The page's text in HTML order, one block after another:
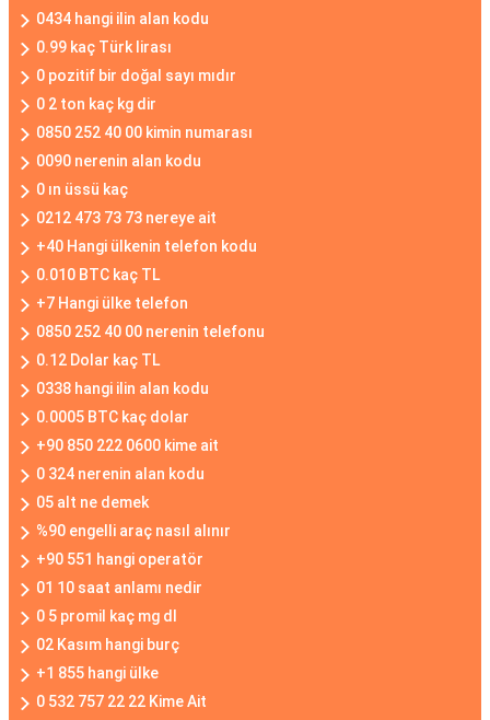
0434 hangi ilin alan kodu
0.99 kaç Türk lirası
0 pozitif bir doğal sayı mıdır
0 2 ton kaç kg dir
0850 252 40 00 kimin numarası
0090 nerenin alan kodu
0 ın üssü kaç
0212 473 73 73 nereye ait
+40 Hangi ülkenin telefon kodu
0.010 BTC kaç TL
+7 Hangi ülke telefon
0850 252 40 00 nerenin telefonu
0.12 Dolar kaç TL
0338 hangi ilin alan kodu
0.0005 BTC kaç dolar
+90 850 222 0600 kime ait
0 324 nerenin alan kodu
05 alt ne demek
%90 engelli araç nasıl alınır
+90 551 hangi operatör
01 10 saat anlamı nedir
0 5 promil kaç mg dl
02 Kasım hangi burç
+1 855 hangi ülke
0 532 757 22 22 Kime Ait